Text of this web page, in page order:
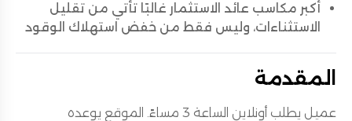
أكبر مكاسب عائد الاستثمار غالبًا تأتي من تقليل
الاستثناءات، وليس فقط من خفض استهلاك الوقود
المقدمة
عميل يطلب أونلاين الساعة 3 مساءً. الموقع يوعده